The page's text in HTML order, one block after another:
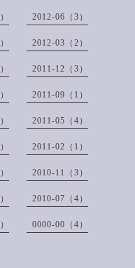
2012-06（3）
2012-03（2）
2011-12（3）
2011-09（1）
2011-05（4）
2011-02（1）
2010-11（3）
2010-07（4）
0000-00（4）